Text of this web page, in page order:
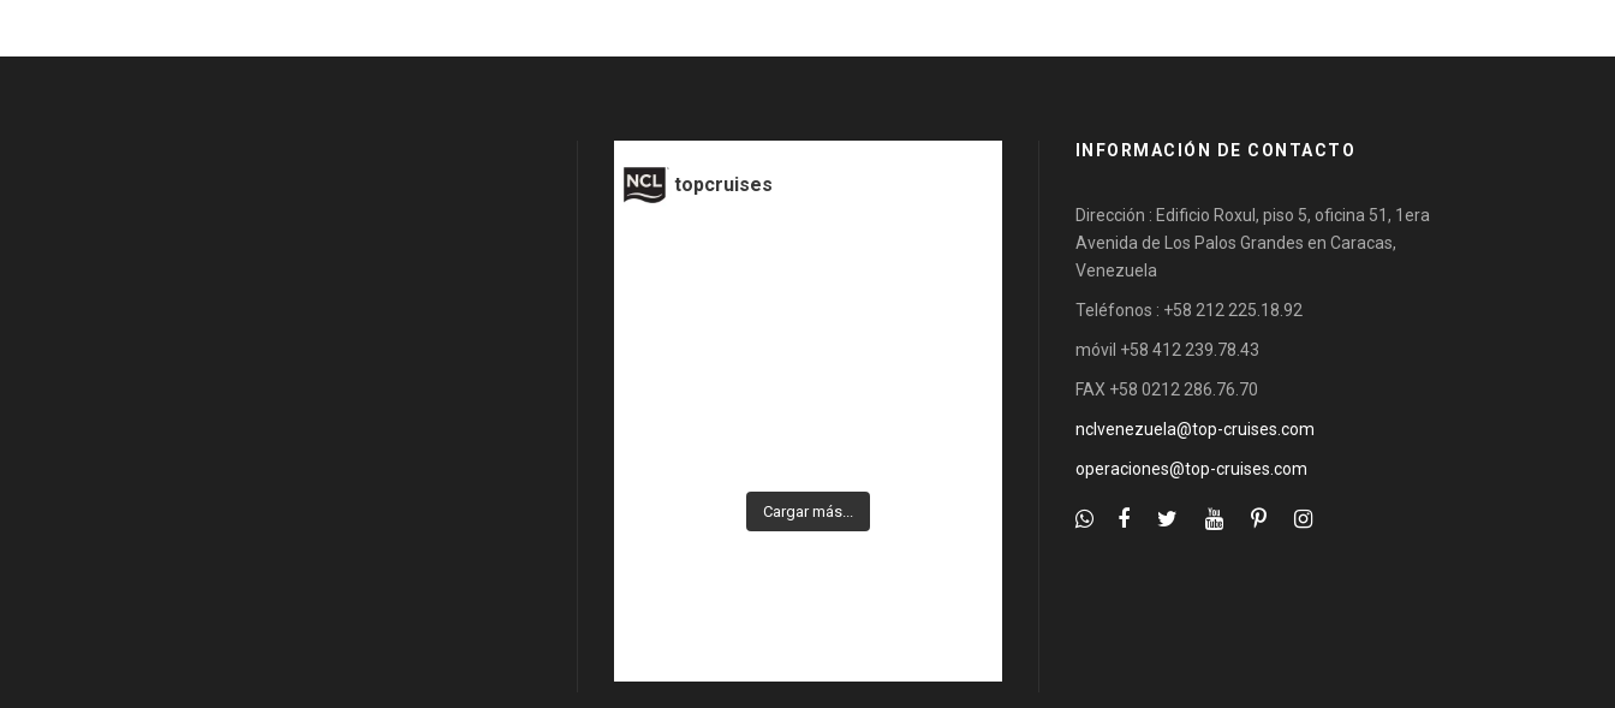
topcruises
Cargar más...
INFORMACIÓN DE CONTACTO
Dirección : Edificio Roxul, piso 5, oficina 51, 1era
Avenida de Los Palos Grandes en Caracas,
Venezuela
Teléfonos : +58 212 225.18.92
móvil +58 412 239.78.43
FAX +58 0212 286.76.70
nclvenezuela@top-cruises.com
operaciones@top-cruises.com